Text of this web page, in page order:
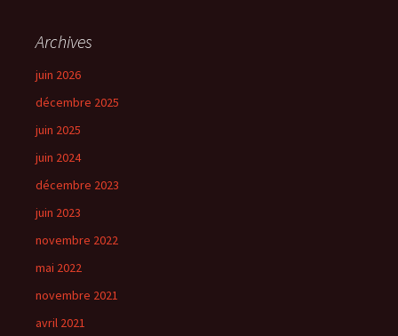
Archives
juin 2026
décembre 2025
juin 2025
juin 2024
décembre 2023
juin 2023
novembre 2022
mai 2022
novembre 2021
avril 2021